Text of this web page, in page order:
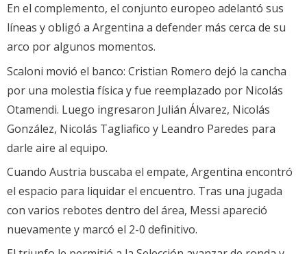
En el complemento, el conjunto europeo adelantó sus
líneas y obligó a Argentina a defender más cerca de su
arco por algunos momentos.
Scaloni movió el banco: Cristian Romero dejó la cancha
por una molestia física y fue reemplazado por Nicolás
Otamendi. Luego ingresaron Julián Álvarez, Nicolás
González, Nicolás Tagliafico y Leandro Paredes para
darle aire al equipo.
Cuando Austria buscaba el empate, Argentina encontró
el espacio para liquidar el encuentro. Tras una jugada
con varios rebotes dentro del área, Messi apareció
nuevamente y marcó el 2-0 definitivo.